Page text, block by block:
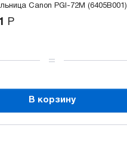
Canon PGI-72M (6405B001)
Р
В корзину